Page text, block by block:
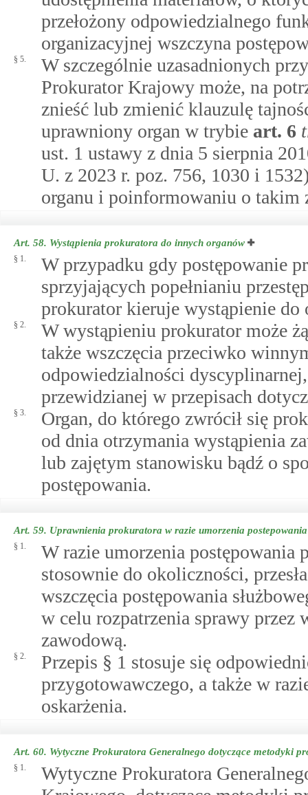
przełożony odpowiedzialnego
organizacyjnej wszczyna
§ 5.
W szczególnie uzasadnionych
Prokurator Krajowy może, na
znieść lub zmienić klauzulę
uprawniony organ w trybie art. 6
ust. 1 ustawy z dnia 5 sierpnia
U. z 2023 r. poz. 756, 1030 i
organu i poinformowaniu o takim
Art. 58. Wystąpienia prokuratora do innych organów
§ 1.
W przypadku gdy postępowanie
sprzyjających popełnianiu
prokurator kieruje wystąpienie do
§ 2.
W wystąpieniu prokurator może
także wszczęcia przeciwko
odpowiedzialności
przewidzianej w przepisach
§ 3.
Organ, do którego zwrócił się
od dnia otrzymania wystąpienia
lub zajętym stanowisku bądź o
postępowania.
Art. 59. Uprawnienia prokuratora w razie umorzenia
§ 1.
W razie umorzenia postępowania
stosownie do okoliczności,
wszczęcia postępowania
w celu rozpatrzenia sprawy przez
zawodową.
§ 2.
Przepis § 1 stosuje się
przygotowawczego, a także w
oskarżenia.
Art. 60. Wytyczne Prokuratora Generalnego dotyczące metodyki
§ 1.
Wytyczne Prokuratora